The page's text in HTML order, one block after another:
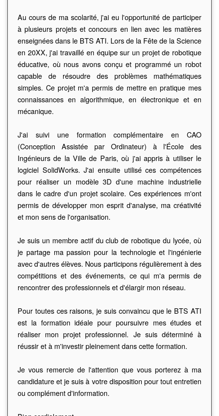
Au cours de ma scolarité, j'ai eu l'opportunité de participer
à plusieurs projets et concours en lien avec les matières
enseignées dans le BTS ATI. Lors de la Fête de la Science
en 20XX, j'ai travaillé en équipe sur un projet de robotique
éducative, où nous avons conçu et programmé un robot
capable de résoudre des problèmes mathématiques
simples. Ce projet m'a permis de mettre en pratique mes
connaissances en algorithmique, en électronique et en
mécanique.
J'ai suivi une formation complémentaire en CAO
(Conception Assistée par Ordinateur) à l'École des
Ingénieurs de la Ville de Paris, où j'ai appris à utiliser le
logiciel SolidWorks. J'ai ensuite utilisé ces compétences
pour réaliser un modèle 3D d'une machine industrielle
dans le cadre d'un projet scolaire. Ces expériences m'ont
permis de développer mon esprit d'analyse, ma créativité
et mon sens de l'organisation.
Je suis un membre actif du club de robotique du lycée, où
je partage ma passion pour la technologie et l'ingénierie
avec d'autres élèves. Nous participons régulièrement à des
compétitions et des événements, ce qui m'a permis de
rencontrer des professionnels et d'élargir mon réseau.
Pour toutes ces raisons, je suis convaincu que le BTS ATI
est la formation idéale pour poursuivre mes études et
réaliser mon projet professionnel. Je suis déterminé à
réussir et à m'investir pleinement dans cette formation.
Je vous remercie de l'attention que vous porterez à ma
candidature et je suis à votre disposition pour tout entretien
ou complément d'information.